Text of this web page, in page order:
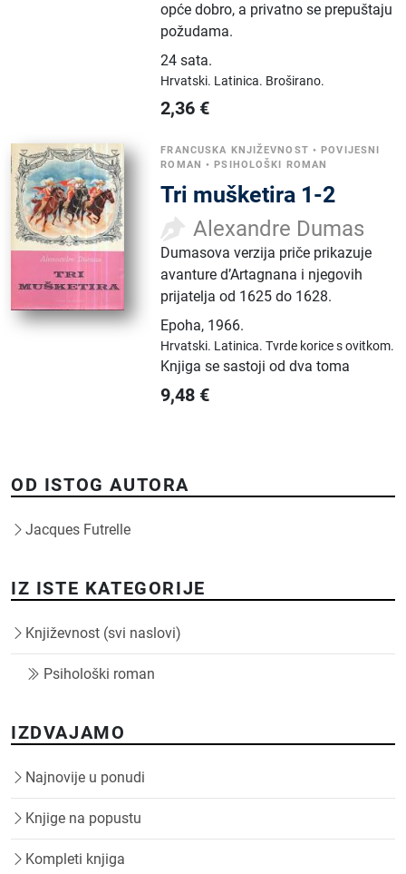
opće dobro, a privatno se prepuštaju
požudama.
24 sata.
Hrvatski. Latinica. Broširano.
2,36 €
FRANCUSKA KNJIŽEVNOST • POVIJESNI
ROMAN • PSIHOLOŠKI ROMAN
Tri mušketira 1-2
Alexandre Dumas
Dumasova verzija priče prikazuje
avanture d’Artagnana i njegovih
prijatelja od 1625 do 1628.
Epoha, 1966.
Hrvatski. Latinica.Tvrde korice s ovitkom.
Knjiga se sastoji od dva toma
9,48 €
OD ISTOG AUTORA
Jacques Futrelle
IZ ISTE KATEGORIJE
Književnost (svi naslovi)
Psihološki roman
IZDVAJAMO
Najnovije u ponudi
Knjige na popustu
Kompleti knjiga